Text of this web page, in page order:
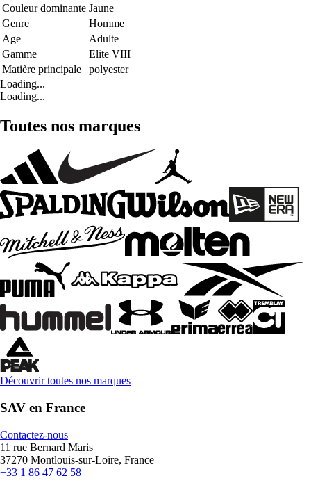
Couleur dominante Jaune
Genre
Homme
Age
Adulte
Gamme
Elite VIII
Matière principale
polyester
Loading...
Loading...
Toutes nos marques
Découvrir toutes nos marques
SAV en France
Contactez-nous
11 rue Bernard Maris
37270 Montlouis-sur-Loire, France
+33 1 86 47 62 58